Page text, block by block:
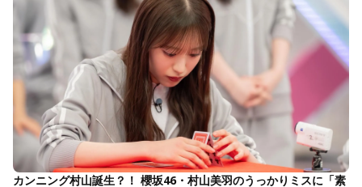
カンニング村山誕生？！ 櫻坂46・村山美羽のうっかりミスに「素